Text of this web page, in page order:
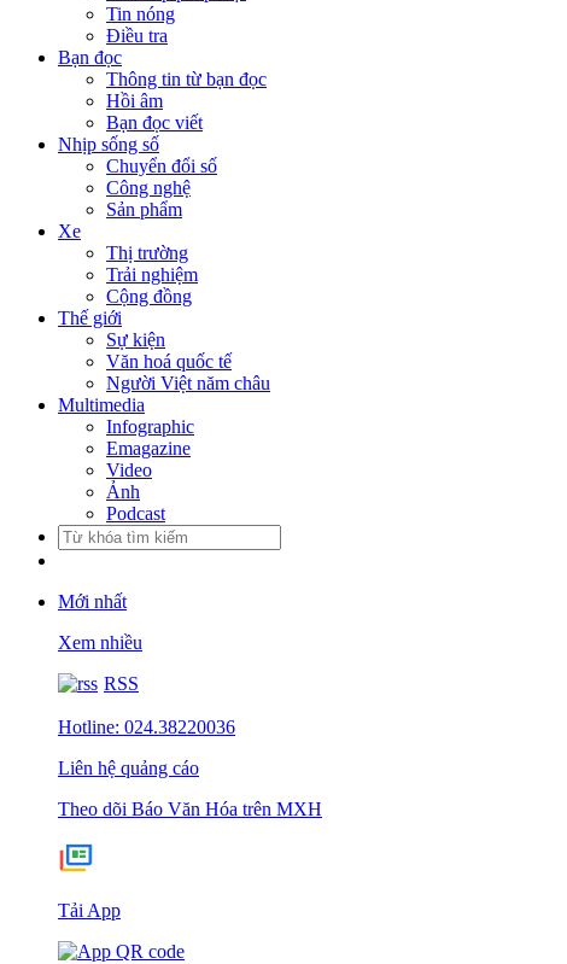
Tin nóng
Điều tra
Bạn đọc
Thông tin từ bạn đọc
Hồi âm
Bạn đọc viết
Nhịp sống số
Chuyển đổi số
Công nghệ
Sản phẩm
Xe
Thị trường
Trải nghiệm
Cộng đồng
Thế giới
Sự kiện
Văn hoá quốc tế
Người Việt năm châu
Multimedia
Infographic
Emagazine
Video
Ảnh
Podcast
Mới nhất
Xem nhiều
RSS
Hotline: 024.38220036
Liên hệ quảng cáo
Theo dõi Báo Văn Hóa trên MXH
Tải App